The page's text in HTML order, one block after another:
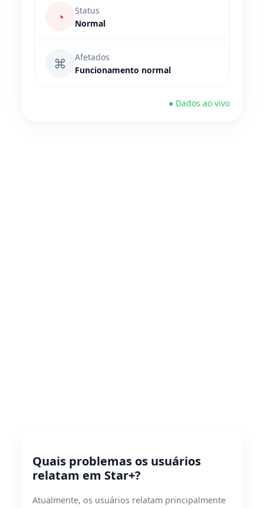
◔
Status
Normal
⌘
Afetados
Funcionamento normal
● Dados ao vivo
Quais problemas os usuários
relatam em Star+?
Atualmente, os usuários relatam principalmente